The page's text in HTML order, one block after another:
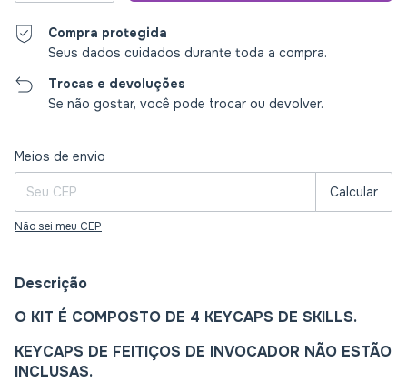
Compra protegida
Seus dados cuidados durante toda a compra.
Trocas e devoluções
Se não gostar, você pode trocar ou devolver.
Entregas para o CEP:
Meios de envio
Calcular
Não sei meu CEP
Descrição
O KIT É COMPOSTO DE 4 KEYCAPS DE SKILLS.
KEYCAPS DE FEITIÇOS DE INVOCADOR NÃO ESTÃO
INCLUSAS.